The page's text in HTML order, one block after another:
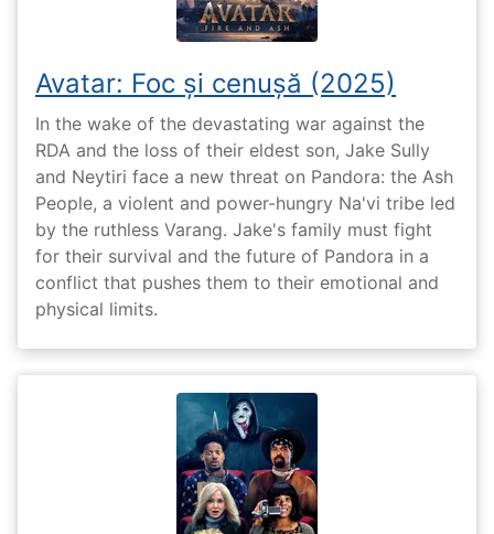
Avatar: Foc și cenușă (2025)
In the wake of the devastating war against the
RDA and the loss of their eldest son, Jake Sully
and Neytiri face a new threat on Pandora: the Ash
People, a violent and power-hungry Na'vi tribe led
by the ruthless Varang. Jake's family must fight
for their survival and the future of Pandora in a
conflict that pushes them to their emotional and
physical limits.